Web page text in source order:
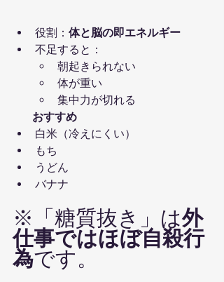
役割： 体と脳の即エネルギー
不足すると：
朝起きられない
体が重い
集中力が切れる
       おすすめ
白米（冷えにくい）
もち
うどん
バナナ
※「糖質抜き」は外
仕事ではほぼ自殺行
為です。